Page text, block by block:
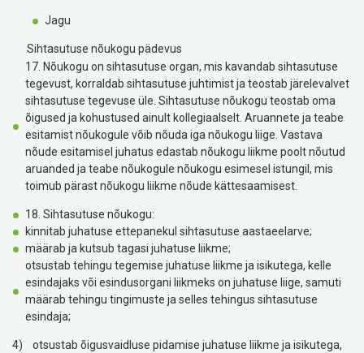
Jagu
Sihtasutuse nõukogu pädevus
17. Nõukogu on sihtasutuse organ, mis kavandab sihtasutuse
tegevust, korraldab sihtasutuse juhtimist ja teostab järelevalvet
sihtasutuse tegevuse üle. Sihtasutuse nõukogu teostab oma
õigused ja kohustused ainult kollegiaalselt. Aruannete ja teabe
esitamist nõukogule võib nõuda iga nõukogu liige. Vastava
nõude esitamisel juhatus edastab nõukogu liikme poolt nõutud
aruanded ja teabe nõukogule nõukogu esimesel istungil, mis
toimub pärast nõukogu liikme nõude kättesaamisest.
18. Sihtasutuse nõukogu:
kinnitab juhatuse ettepanekul sihtasutuse aastaeelarve;
määrab ja kutsub tagasi juhatuse liikme;
otsustab tehingu tegemise juhatuse liikme ja isikutega, kelle
esindajaks või esindusorgani liikmeks on juhatuse liige, samuti
määrab tehingu tingimuste ja selles tehingus sihtasutuse
esindaja;
4) otsustab õigusvaidluse pidamise juhatuse liikme ja isikutega,